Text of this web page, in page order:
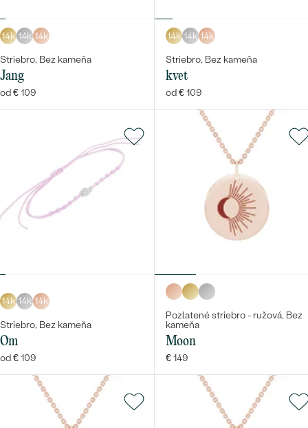
Bestsellery
OBJAVIŤ
14k 14k 14k
Striebro, Bez kameňa
Jang
od € 109
14k 14k 14k
Striebro, Bez kameňa
kvet
od € 109
14k 14k 14k
Striebro, Bez kameňa
Om
od € 109
Pozlatené striebro - ružová, Bez
kameňa
Moon
€ 149